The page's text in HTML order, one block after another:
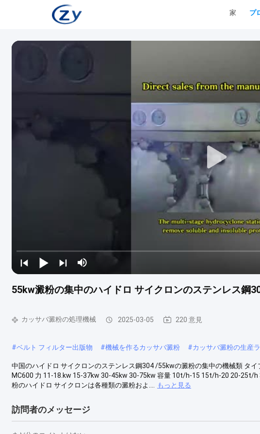
家 プ
55kw澱粉の集中のハイドロ サイクロンのステンレス鋼
カッサバ澱粉の処理機械 2025-03-05 220 意見
#ベルト フィルター出版物 #機械を作るカッサバ澱粉 #カッサバ澱粉の生産
中国のハイドロ サイクロンのステンレス鋼304 /55kwの澱粉の集中の機械類 タ
MC600 力 11-18.kw 15-37kw 30-45kw 30-75kw 容量 10t/h-15 15t/h-20 20-25t/
粉のハイドロ サイクロンは各種類の澱粉およ....
もっと見る
訪問者のメッセージ